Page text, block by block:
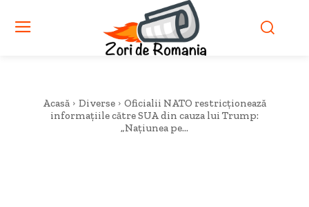
Acasă Diverse
Oficialii NATO restricționează
informațiile către SUA din cauza lui Trump:
„Națiunea pe...